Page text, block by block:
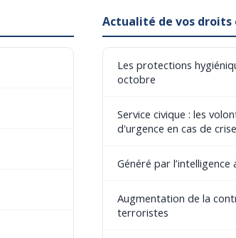
Actualité de vos droits
Les protections
octobre
Service civique : les
d'urgence en cas de
Généré par
Augmentation de la
terroristes